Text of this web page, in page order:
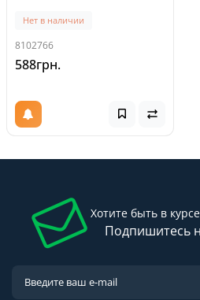
Нет в наличии
8102766
588грн.
Хотите быть в
Подпишитесь